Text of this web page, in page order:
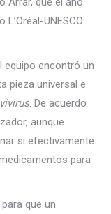
UNESCO
equipo encontró un
pieza universal e
. De acuerdo
aunque
si efectivamente
para
que un